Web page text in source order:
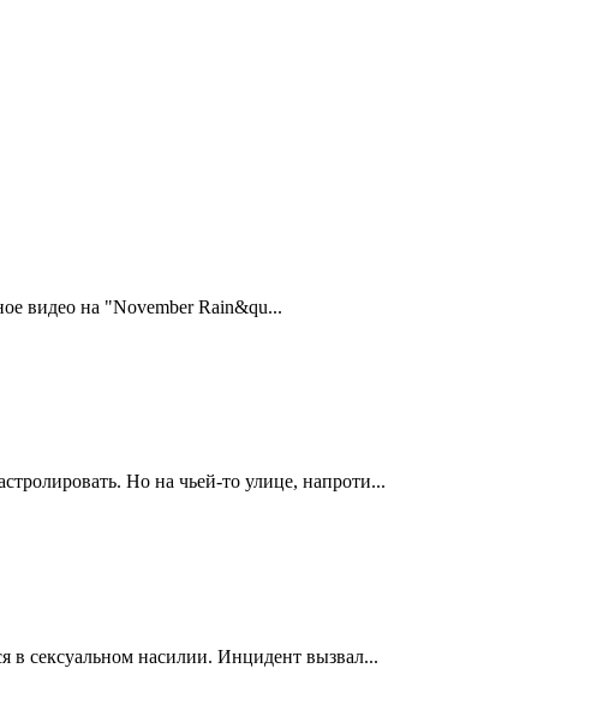
видео на "November Rain&qu...
Но на чьей-то улице, напроти...
в сексуальном насилии. Инцидент вызвал...